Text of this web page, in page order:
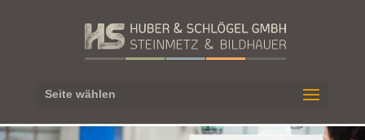
Seite wählen